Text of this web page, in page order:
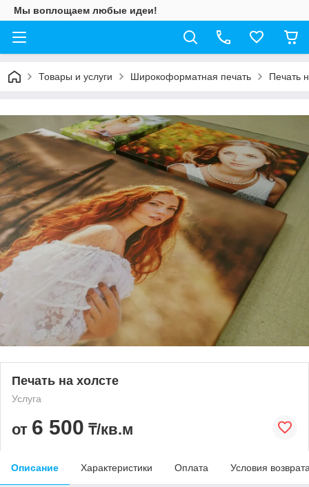
Мы воплощаем любые идеи!
Товары и услуги Широкоформатная печать Печать
Печать на холсте
Услуга
от 6 500 ₸/кв.м
Описание Характеристики Оплата Условия